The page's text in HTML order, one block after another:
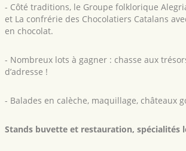
- Côté traditions, le Groupe folklorique
et La confrérie des Chocolatiers Catalans
en chocolat.
- Nombreux lots à gagner : chasse aux
d’adresse !
- Balades en calèche, maquillage, châteaux
Stands buvette et restauration, spécialités